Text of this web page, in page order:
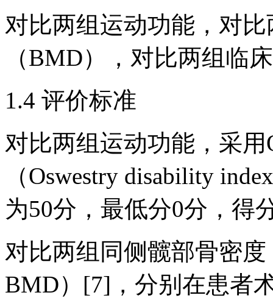
对比两组运动功能，对
（BMD），对比两组临
1.4 评价标准
对比两组运动功能，采用
（Oswestry disability
为50分，最低分0分，得
对比两组同侧髋部骨密度
BMD）[7]，分别在患者